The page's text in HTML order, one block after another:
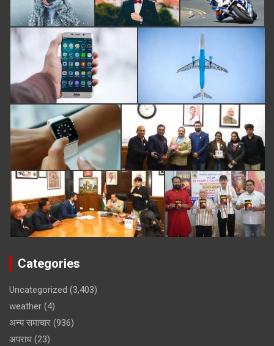
Categories
Uncategorized (3,403)
weather (4)
अन्य समाचार (936)
अपराध (23)